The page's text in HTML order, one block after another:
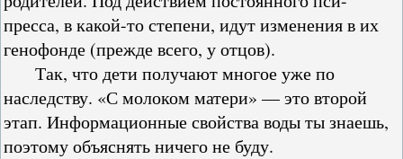
пресса, в какой-то степени, идут изменения в их
генофонде (прежде всего, у отцов).
Так, что дети получают многое уже по
наследству. «С молоком матери» — это второй
этап. Информационные свойства воды ты знаешь,
поэтому объяснять ничего не буду.